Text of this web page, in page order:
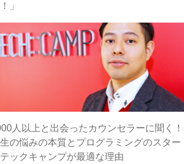
」
人以上と出会ったカウンセラーに聞く
の悩みの本質とプログラミングのスター
ックキャンプが最適な理由